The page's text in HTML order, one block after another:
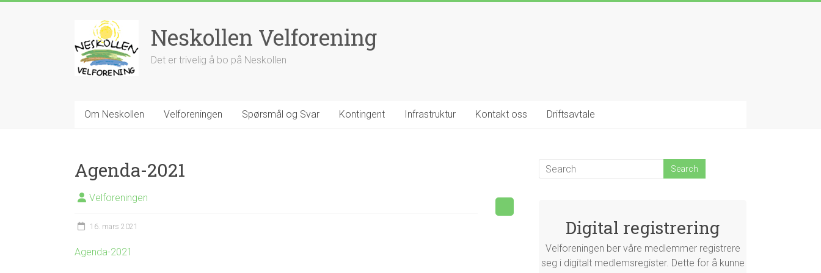
Neskollen Velforening
Det er trivelig å bo på Neskollen
Om Neskollen Velforeningen Spørsmål og Svar Kontingent Infrastruktur Kontakt oss Driftsavtale
Agenda-2021
Velforeningen
16. mars 2021
Agenda-2021
Digital registrering
Velforeningen ber våre medlemmer registrere
seg i digitalt medlemsregister. Dette for å kunne